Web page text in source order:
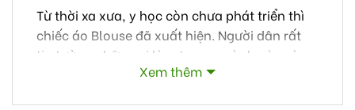
Từ thời xa xưa, y học còn chưa phát triển thì
chiếc áo Blouse đã xuất hiện. Người dân rất
tin tưởng những ai làm trong ngành này và
còn gọi là ngành phù thủy. Lý do vì sao áo
Xem thêm